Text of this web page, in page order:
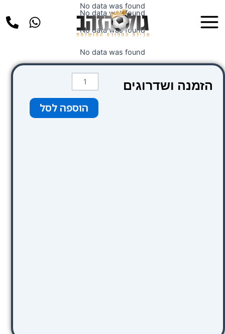
לתוכן
Menu
No data was found
No data was found
No data was found
No data was found
הזמנה ושדרוגים
כמות
של
צבע
ורוד
הוספה לסל